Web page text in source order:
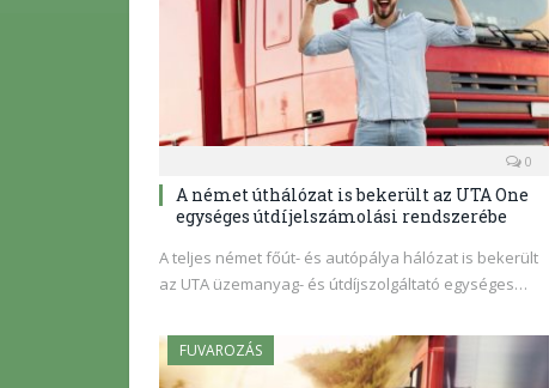
0
A német úthálózat is bekerült az UTA One
egységes útdíjelszámolási rendszerébe
A teljes német főút- és autópálya hálózat is bekerült
az UTA üzemanyag- és útdíjszolgáltató egységes…
FUVAROZÁS